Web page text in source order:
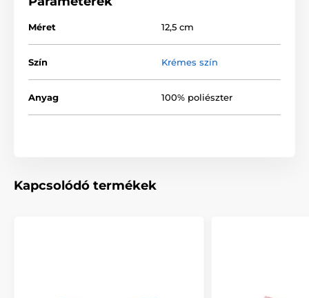
Méret 12,5 cm
Szín Krémes szín
Anyag 100% poliészter
Kapcsolódó termékek